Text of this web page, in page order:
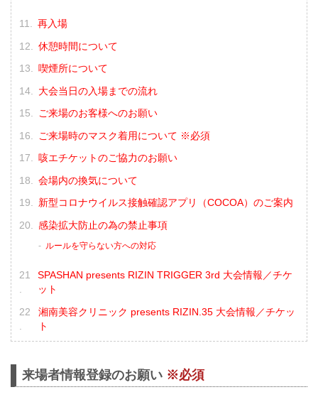
再入場
休憩時間について
喫煙所について
大会当日の入場までの流れ
ご来場のお客様へのお願い
ご来場時のマスク着用について ※必須
咳エチケットのご協力のお願い
会場内の換気について
新型コロナウイルス接触確認アプリ（COCOA）のご案内
感染拡大防止の為の禁止事項
ルールを守らない方への対応
SPASHAN presents RIZIN TRIGGER 3rd 大会情報／チケ
ット
湘南美容クリニック presents RIZIN.35 大会情報／チケッ
ト
来場者情報登録のお願い ※必須